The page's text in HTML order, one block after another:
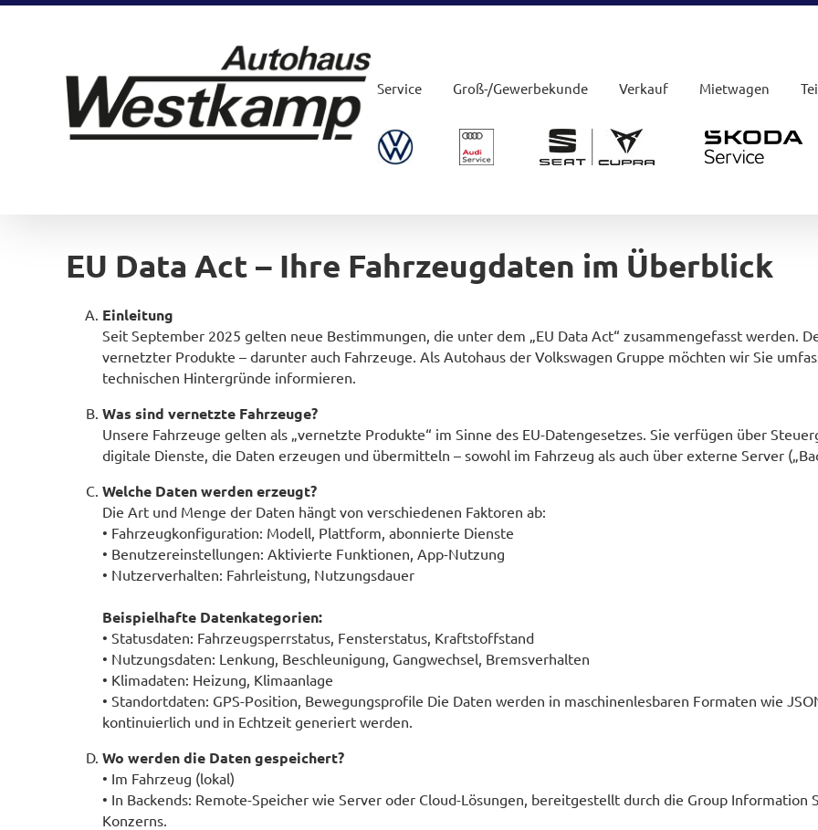
Zum
Service Groß-/Gewerbekunde Verkauf Mietwagen
EU Data Act – Ihre Fahrzeugdaten im Überblick
Einleitung
Seit September 2025 gelten neue Bestimmungen, die unter dem „EU Data Act“ zusammengefasst werden.
vernetzter Produkte – darunter auch Fahrzeuge. Als Autohaus der Volkswagen Gruppe möchten wir Sie
technischen Hintergründe informieren.
Was sind vernetzte Fahrzeuge?
Unsere Fahrzeuge gelten als „vernetzte Produkte“ im Sinne des EU-Datengesetzes. Sie verfügen über
digitale Dienste, die Daten erzeugen und übermitteln – sowohl im Fahrzeug als auch über externe Server
Welche Daten werden erzeugt?
Die Art und Menge der Daten hängt von verschiedenen Faktoren ab:
• Fahrzeugkonfiguration: Modell, Plattform, abonnierte Dienste
• Benutzereinstellungen: Aktivierte Funktionen, App-Nutzung
• Nutzerverhalten: Fahrleistung, Nutzungsdauer
Beispielhafte Datenkategorien:
• Statusdaten: Fahrzeugsperrstatus, Fensterstatus, Kraftstoffstand
• Nutzungsdaten: Lenkung, Beschleunigung, Gangwechsel, Bremsverhalten
• Klimadaten: Heizung, Klimaanlage
• Standortdaten: GPS-Position, Bewegungsprofile Die Daten werden in maschinenlesbaren Formaten wie
kontinuierlich und in Echtzeit generiert werden.
Wo werden die Daten gespeichert?
• Im Fahrzeug (lokal)
• In Backends: Remote-Speicher wie Server oder Cloud-Lösungen, bereitgestellt durch die Group Information
Konzerns.